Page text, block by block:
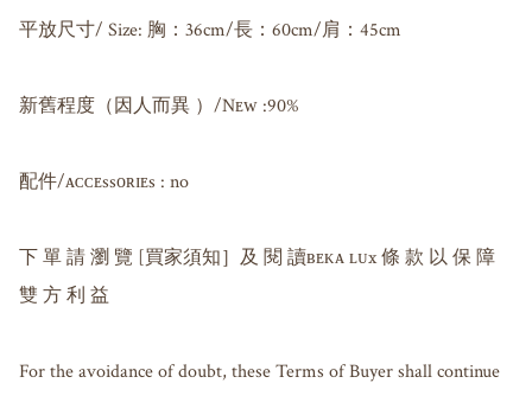
平放尺寸/ Size: 胸：36cm/長：60cm/肩：45cm
新舊程度（因人而異 ）/Nᴇᴡ :90%
配件/ᴀᴄᴄᴇssᴏʀɪᴇs : no
下 單 請 瀏 覽 [買家須知］及 閱 讀ʙᴇᴋᴀ ʟᴜx 條 款 以 保 障
雙 方 利 益
For the avoidance of doubt, these Terms of Buyer shall continue